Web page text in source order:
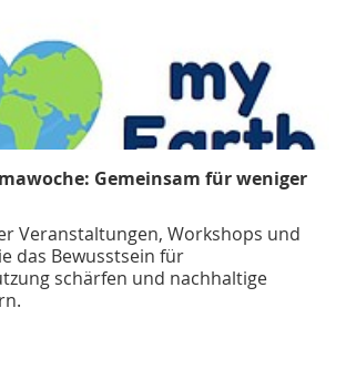
Gemeinsam für weniger
Veranstaltungen, Workshops und
das Bewusstsein für
schärfen und nachhaltige